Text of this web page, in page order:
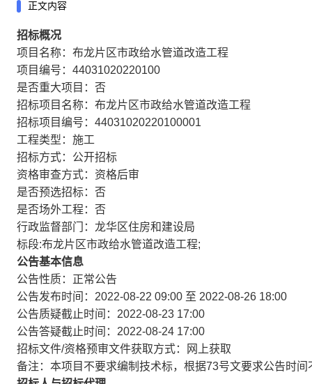
正文内容
招标概况
项目名称：布龙片区市政给水管道改造工程
项目编号：44031020220100
是否重大项目：否
招标项目名称：布龙片区市政给水管道改造工程
招标项目编号：44031020220100001
工程类型：施工
招标方式：公开招标
资格审查方式：资格后审
是否预选招标：否
是否场外工程：否
行政监督部门：龙华区住房和建设局
标段:布龙片区市政给水管道改造工程;
公告基本信息
公告性质：正常公告
公告发布时间：2022-08-22 09:00 至 2022-08-26 18:00
公告质疑截止时间：2022-08-23 17:00
公告答疑截止时间：2022-08-24 17:00
招标文件/资格预审文件获取方式：网上获取
备注：本项目不要求编制技术标，根据73号文要求公告时间